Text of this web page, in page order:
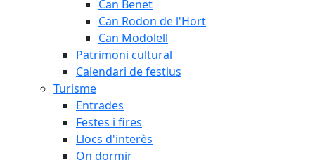
Can Benet
Can Rodon de l'Hort
Can Modolell
Patrimoni cultural
Calendari de festius
Turisme
Entrades
Festes i fires
Llocs d'interès
On dormir